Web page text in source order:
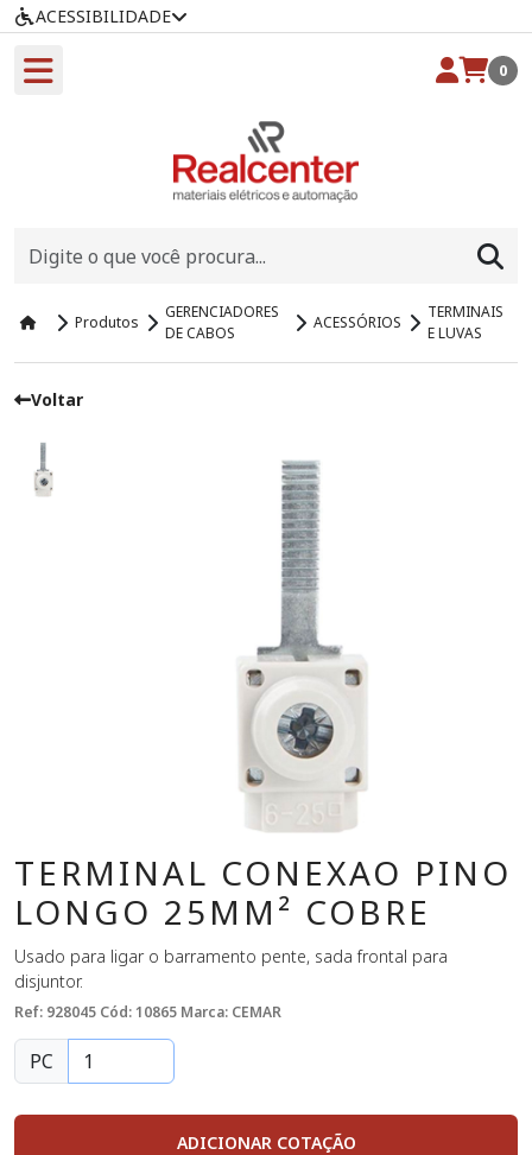
ACESSIBILIDADE
0
Produtos
GERENCIADORES
DE CABOS
ACESSÓRIOS
TERMINAIS
E LUVAS
Voltar
TERMINAL CONEXAO PINO
LONGO 25MM² COBRE
Usado para ligar o barramento pente, sada frontal para
disjuntor.
Ref: 928045 Cód: 10865 Marca: CEMAR
PC
ADICIONAR COTAÇÃO